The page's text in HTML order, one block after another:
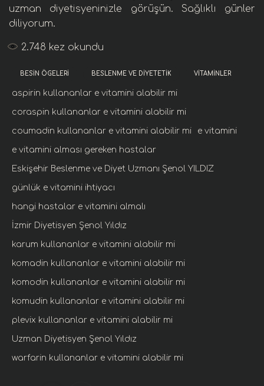
uzman diyetisyeninizle görüşün. Sağlıklı günler
diliyorum.
2.748 kez okundu
BESIN ÖGELERI BESLENME VE DIYETETIK VITAMINLER
aspirin kullananlar e vitamini alabilir mi
coraspin kullananlar e vitamini alabilir mi
coumadin kullananlar e vitamini alabilir mi e vitamini
e vitamini alması gereken hastalar
Eskişehir Beslenme ve Diyet Uzmanı Şenol YILDIZ
günlük e vitamini ihtiyacı
hangi hastalar e vitamini almalı
İzmir Diyetisyen Şenol Yıldız
karum kullananlar e vitamini alabilir mi
komadin kullananlar e vitamini alabilir mi
komodin kullananlar e vitamini alabilir mi
komudin kullananlar e vitamini alabilir mi
plevix kullananlar e vitamini alabilir mi
Uzman Diyetisyen Şenol Yıldız
warfarin kullananlar e vitamini alabilir mi